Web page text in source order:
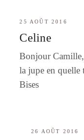
25 AOÛT 2016
Celine
Bonjour
la jupe en quelle
Bises
26 AOÛT 2016